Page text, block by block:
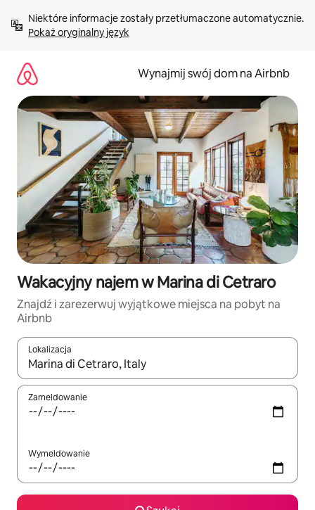
treści Pokaż oryginalny język
Wynajmij swój dom na Airbnb
Wakacyjny najem w Marina di Cetraro
Znajdź i zarezerwuj wyjątkowe miejsca na pobyt na
Airbnb
Lokalizacja
Gdy wyniki będą dostępne, możesz poruszać się po nich za
Zameldowanie
Wymeldowanie